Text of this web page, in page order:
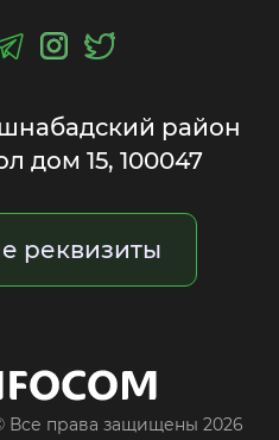
район
дом 15, 100047
реквизиты
Все права защищены 2026